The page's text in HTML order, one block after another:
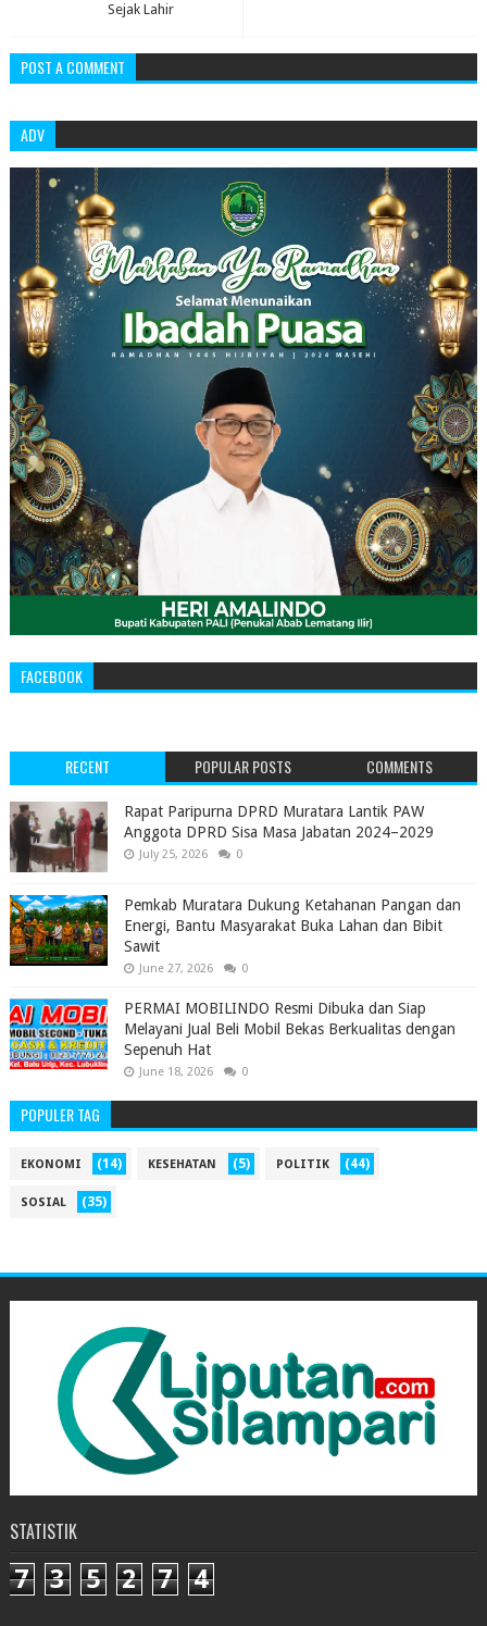
Sejak Lahir
POST A COMMENT
ADV
FACEBOOK
RECENT POPULAR POSTS COMMENTS
‎Rapat Paripurna DPRD Muratara Lantik PAW
Anggota DPRD Sisa Masa Jabatan 2024–2029 ‎
July 25, 2026 0
Pemkab Muratara Dukung Ketahanan Pangan dan
Energi, Bantu Masyarakat Buka Lahan dan Bibit
Sawit
June 27, 2026 0
PERMAI MOBILINDO Resmi Dibuka dan Siap
Melayani Jual Beli Mobil Bekas Berkualitas dengan
Sepenuh Hat
June 18, 2026 0
POPULER TAG
EKONOMI (14) KESEHATAN (5) POLITIK (44)
SOSIAL (35)
STATISTIK
7 3 5 2 7 4